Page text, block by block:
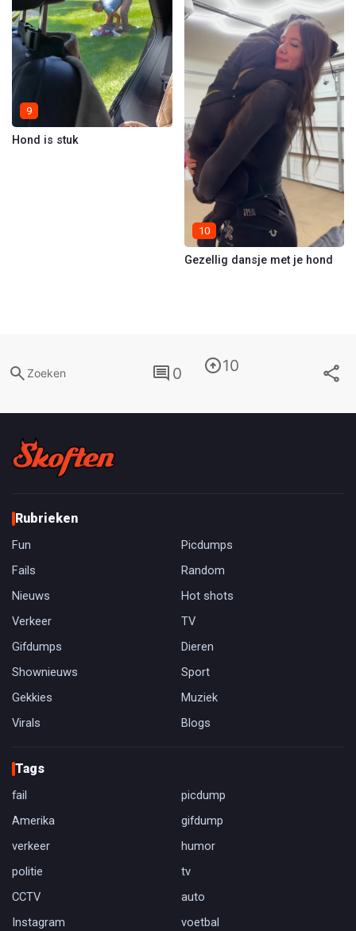
9
Hond is stuk
10
Gezellig dansje met je hond
Zoeken 0 10
Rubrieken
Fun
Picdumps
Fails
Random
Nieuws
Hot shots
Verkeer
TV
Gifdumps
Dieren
Shownieuws
Sport
Gekkies
Muziek
Virals
Blogs
Tags
fail
picdump
Amerika
gifdump
verkeer
humor
politie
tv
CCTV
auto
Instagram
voetbal